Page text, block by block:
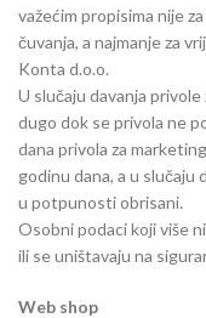
važećim propisima nije
čuvanja, a najmanje za
Konta d.o.o.
U slučaju davanja
dugo dok se privola ne
dana privola za
godinu dana, a u slučaju
u potpunosti obrisani.
Osobni podaci koji više
ili se uništavaju na
Web shop